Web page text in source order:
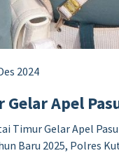
2024
Apel
Timur Gelar Apel
Baru 2025, Polres